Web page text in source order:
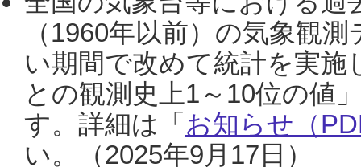
（1960年以前）の気象観
い期間で改めて統計を実
との観測史上1～10位の値
す。詳細は「 お知らせ（
い。（2025年9月17日）